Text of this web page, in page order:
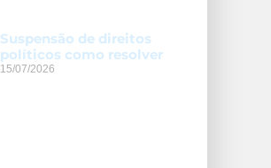
Suspensão de direitos
políticos como resolver
15/07/2026